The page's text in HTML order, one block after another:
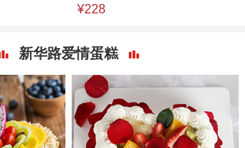
¥228
新华路爱情蛋糕